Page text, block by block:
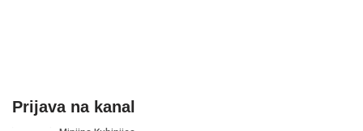
Prijava na kanal